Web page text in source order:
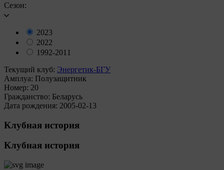
Сезон:
2023
2022
1992-2011
Текущий клуб: Энергетик-БГУ
Амплуа: Полузащитник
Номер: 20
Гражданство: Беларусь
Дата рождения: 2005-02-13
Клубная история
Клубная история